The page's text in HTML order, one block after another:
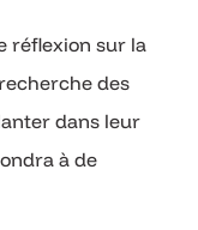
réflexion sur la
des
dans leur
à de